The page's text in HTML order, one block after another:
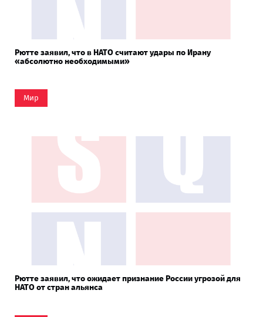
Рютте заявил, что в НАТО считают удары по Ирану
«абсолютно необходимыми»
Мир
Рютте заявил, что ожидает признание России угрозой для
НАТО от стран альянса